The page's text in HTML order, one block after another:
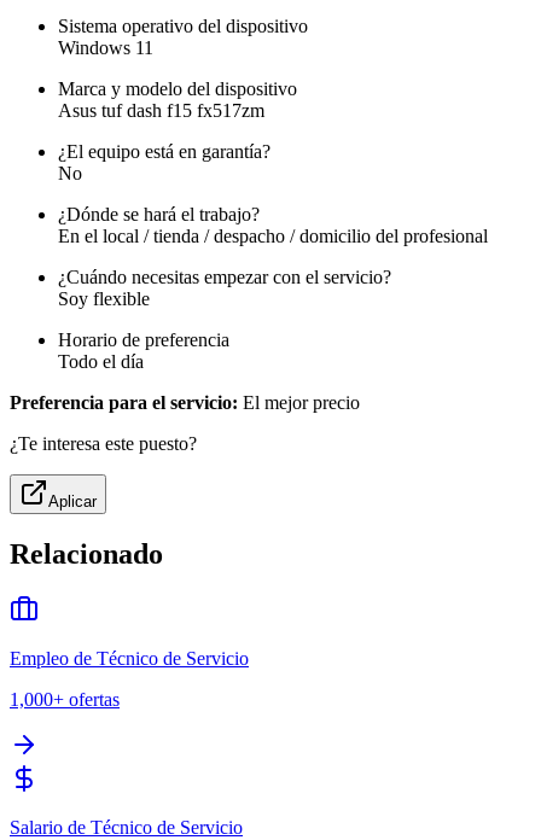
Sistema operativo del dispositivo
Windows 11
Marca y modelo del dispositivo
Asus tuf dash f15 fx517zm
¿El equipo está en garantía?
No
¿Dónde se hará el trabajo?
En el local / tienda / despacho / domicilio del profesional
¿Cuándo necesitas empezar con el servicio?
Soy flexible
Horario de preferencia
Todo el día
Preferencia para el servicio: El mejor precio
¿Te interesa este puesto?
Aplicar
Relacionado
Empleo de Técnico de Servicio
1,000+ ofertas
Salario de Técnico de Servicio